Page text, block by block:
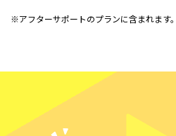
※アフターサポートのプランに含まれます。